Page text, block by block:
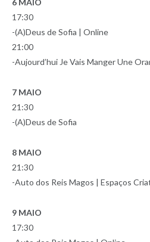
6 MAIO
17:30
-(A)Deus de Sofia | Online
21:00
-Aujourd’hui Je Vais Manger Une
7 MAIO
21:30
-(A)Deus de Sofia
8 MAIO
21:30
-Auto dos Reis Magos | Espaços
9 MAIO
17:30